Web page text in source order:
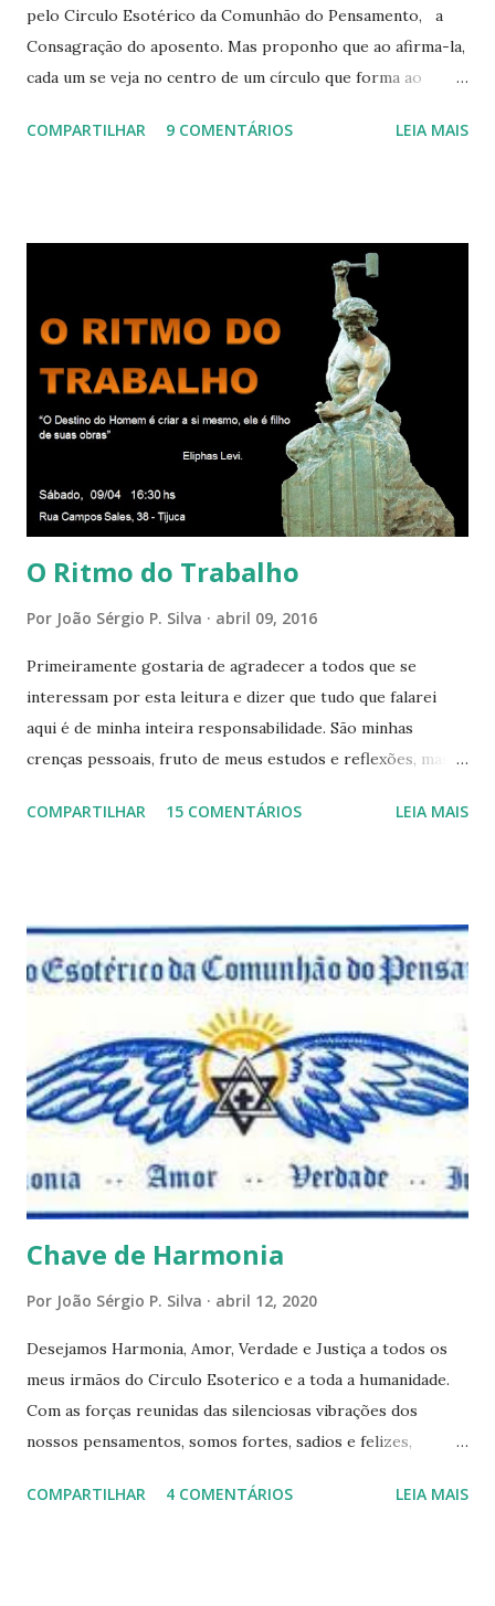
pelo Circulo Esotérico da Comunhão do Pensamento, a
Consagração do aposento. Mas proponho que ao afirma-la,
cada um se veja no centro de um círculo que forma ao
cada um de nós mesmos. Um círculo que cresce e se
relacionamos e vai se ampliando e tocando os círculos
iluminados daqueles com que cooperamos, formando um
círculo cada vez maior de Paz e Harmonia. CONSAGRAÇÃO
DO APOSENTO Dentro do Círculo Infinito da Divina
Presença que me envolve inteiramente Afirmo: Há uma só
presença aqui: é a presença da Harmonia, que faz vibrar
todos os corações de Felicidade e Alegria. Quem quer que
aqui entre, sentirá as vibrações da Divina Harmonia. Há uma
só presença aqui: é a...
COMPARTILHAR 9 COMENTÁRIOS LEIA MAIS
O Ritmo do Trabalho
Por João Sérgio P. Silva abril 09, 2016
Primeiramente gostaria de agradecer a todos que se
interessam por esta leitura e dizer que tudo que falarei
aqui é de minha inteira responsabilidade. São minhas
crenças pessoais, fruto de meus estudos e reflexões, mas
porque nem mesmo eu as tenho desta forma. Eu vos
e talvez contraditória a sua própria visão. Durante todo
este mês estaremos debatendo este tema e gostaríamos de
convida-lo a deixar seus comentários e reflexões no final
do texto clicando em novo comentário e acompanhar as
respostas e sugestões dos demais. Não estranhem o fato
de que teremos mais perguntas do que respostas, mais
reflexões do que formulações prontas, pois as perguntas
parecem contribuir mais para o aprendizado do que as
afirmações. Quem de nós pode de fato afirmar alguma coi...
COMPARTILHAR 15 COMENTÁRIOS LEIA MAIS
Chave de Harmonia
Por João Sérgio P. Silva abril 12, 2020
Desejamos Harmonia, Amor, Verdade e Justiça a todos os
meus irmãos do Circulo Esoterico e a toda a humanidade.
Com as forças reunidas das silenciosas vibrações dos
nossos pensamentos, somos fortes, sadios e felizes,
satisfeitos e em paz com o universo inteiro, e desejanos
COMPARTILHAR 4 COMENTÁRIOS LEIA MAIS